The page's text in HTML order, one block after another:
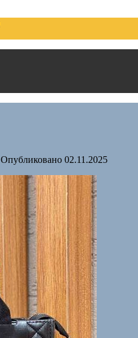
Опубликовано 02.11.2025